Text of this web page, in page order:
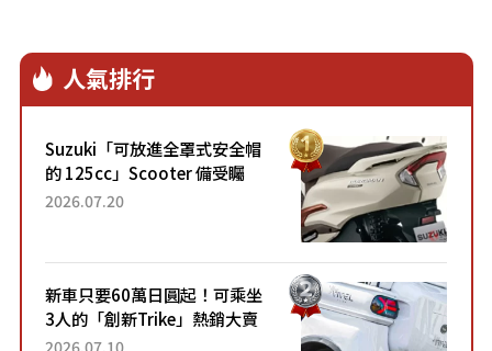
人氣排行
Suzuki「可放進全罩式安全帽
的 125cc」Scooter 備受矚
目！採用全新流線設計與各項
2026.07.20
新車只要60萬日圓起！可乘坐
3人的「創新Trike」熱銷大賣
成為人氣車款！「養車成本真
2026.07.10